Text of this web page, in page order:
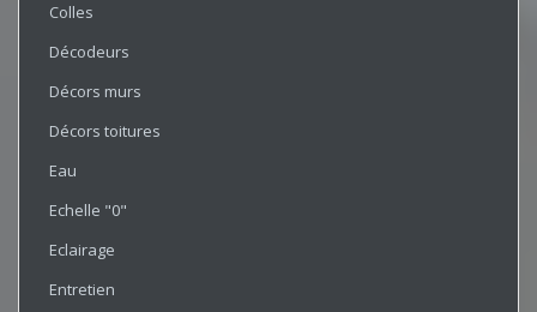
Colles
Décodeurs
Décors murs
Décors toitures
Eau
Echelle "0"
Eclairage
Entretien